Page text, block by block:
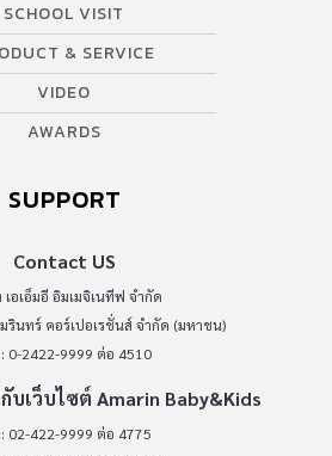
SCHOOL VISIT
& SERVICE
VIDEO
AWARDS
SUPPORT
Contact US
อเอ็มอี อิมเมจิเนทีฟ จำกัด
รินทร์ คอร์เปอเรชั่นส์ จำกัด (มหาชน)
0-2422-9999 ต่อ 4510
เว็บไซต์ Amarin Baby&Kids
02-422-9999 ต่อ 4775